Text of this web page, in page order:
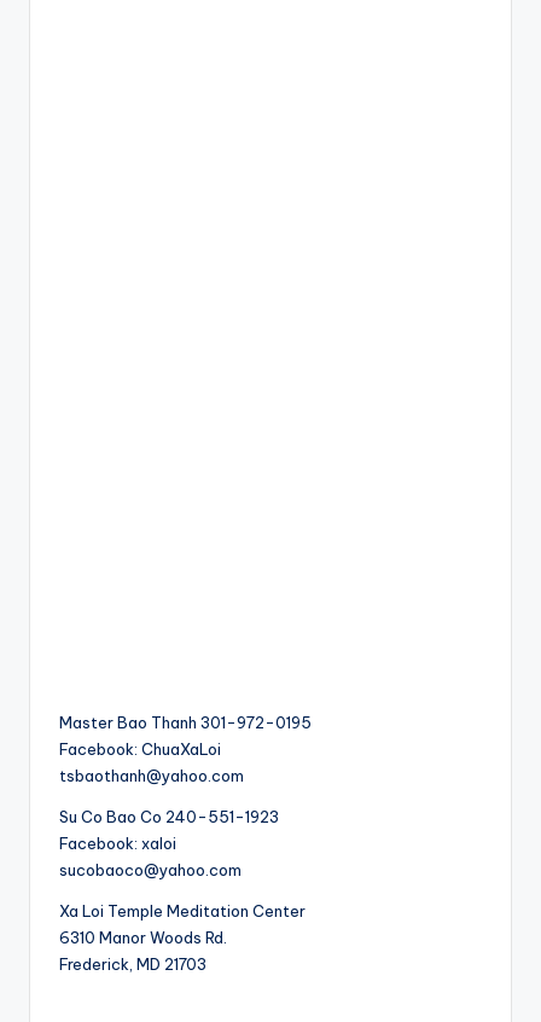
Master Bao Thanh 301-972-0195
Facebook: ChuaXaLoi
tsbaothanh@yahoo.com
Su Co Bao Co 240-551-1923
Facebook: xaloi
sucobaoco@yahoo.com
Xa Loi Temple Meditation Center
6310 Manor Woods Rd.
​Frederick, MD 21703